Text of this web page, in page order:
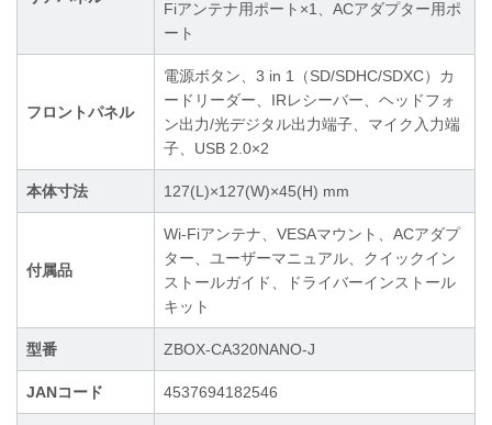
Fiアンテナ用ポート×1、ACアダプター用ポ
ート
フロントパネル
電源ボタン、3 in 1（SD/SDHC/SDXC）カ
ードリーダー、IRレシーバー、ヘッドフォ
ン出力/光デジタル出力端子、マイク入力端
子、USB 2.0×2
本体寸法 127(L)×127(W)×45(H) mm
付属品
Wi-Fiアンテナ、VESAマウント、ACアダプ
ター、ユーザーマニュアル、クイックイン
ストールガイド、ドライバーインストール
キット
型番 ZBOX-CA320NANO-J
JANコード 4537694182546